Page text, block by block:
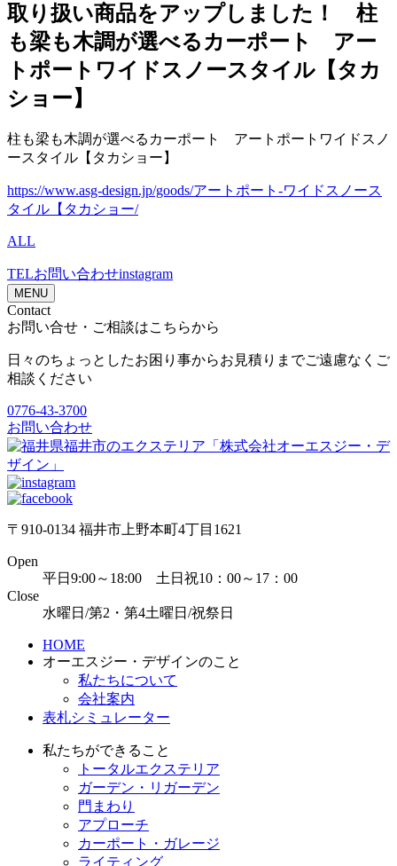
取り扱い商品をアップしました！ 柱
も梁も木調が選べるカーポート アー
トポートワイドスノースタイル【タカ
ショー】
柱も梁も木調が選べるカーポート アートポートワイドスノ
ースタイル【タカショー】
https://www.asg-design.jp/goods/アートポート-ワイドスノース
タイル【タカショー/
ALL
TELお問い合わせinstagram
MENU
Contact
お問い合せ・ご相談はこちらから
日々のちょっとしたお困り事からお見積りまでご遠慮なくご
相談ください
0776-43-3700
お問い合わせ
〒910-0134 福井市上野本町4丁目1621
Open
平日9:00～18:00 土日祝10：00～17：00
Close
水曜日/第2・第4土曜日/祝祭日
HOME
オーエスジー・デザインのこと
私たちについて
会社案内
表札シミュレーター
私たちができること
トータルエクステリア
ガーデン・リガーデン
門まわり
アプローチ
カーポート・ガレージ
ライティング